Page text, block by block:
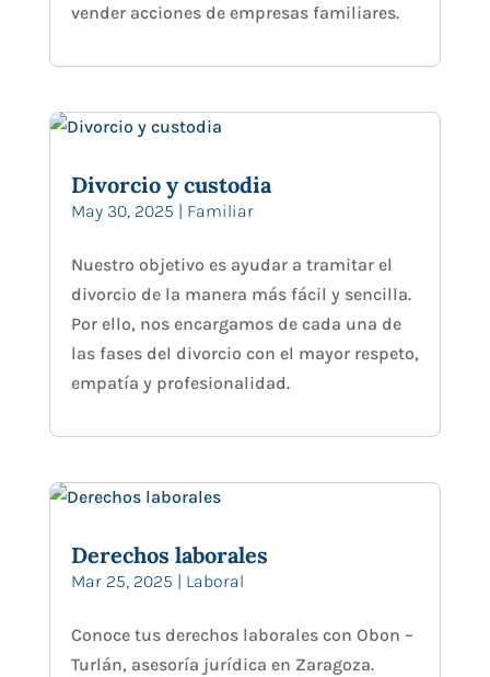
vender acciones de empresas familiares.
Divorcio y custodia
May 30, 2025 | Familiar
Nuestro objetivo es ayudar a tramitar el
divorcio de la manera más fácil y sencilla.
Por ello, nos encargamos de cada una de
las fases del divorcio con el mayor respeto,
empatía y profesionalidad.
Derechos laborales
Mar 25, 2025 | Laboral
Conoce tus derechos laborales con Obon –
Turlán, asesoría jurídica en Zaragoza.